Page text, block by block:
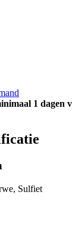
1 dagen
Sulfiet